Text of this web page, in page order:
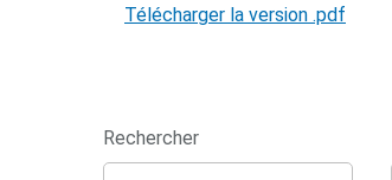
Télécharger la version .pdf
Rechercher